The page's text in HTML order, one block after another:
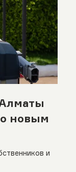
новым
и